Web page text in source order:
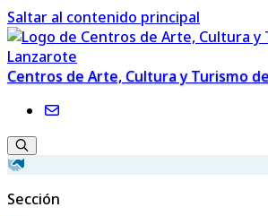
Saltar al contenido principal
Centros de Arte, Cultura y Turismo
Sección